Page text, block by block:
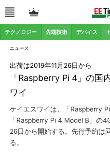
テクノロジー 先端技術 デバイス
ニュース
「Raspberry Pi 4」の国
ワイ
出荷は2019年11月26日から
ケイエスワイは、「Raspberry
「Raspberry Pi 4 Model B」の
26日から開始する。先行予約は
る。